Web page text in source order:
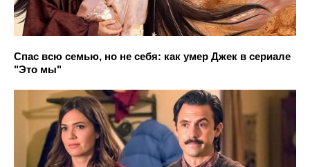
Спас всю семью, но не себя: как умер Джек в сериале
"Это мы"